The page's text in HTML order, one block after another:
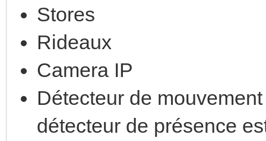
Stores
Rideaux
Camera IP
Détecteur de
détecteur de présence